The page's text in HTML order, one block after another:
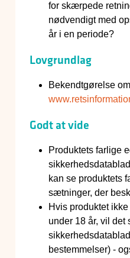
for skærpede
nødvendigt med
år i en periode?
Lovgrundlag
Bekendtgørelse
Godt at vide
Produktets farlige
kan se produktets
sætninger, der
Hvis produktet
under 18 år, vil det
bestemmelser) -